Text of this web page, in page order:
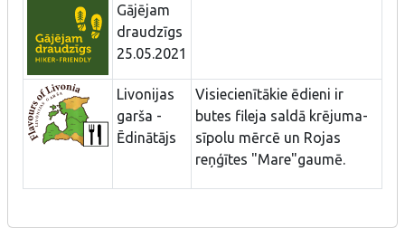
Gājējam
draudzīgs
25.05.2021
Livonijas
garša -
Ēdinātājs
Visiecienītākie ēdieni ir
butes fileja saldā krējuma-
sīpolu mērcē un Rojas
reņģītes "Mare"gaumē.